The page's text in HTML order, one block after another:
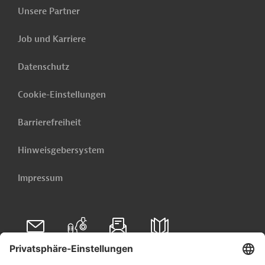
Unsere Partner
Job und Karriere
Datenschutz
Cookie-Einstellungen
Barrierefreiheit
Hinweisgebersystem
Impressum